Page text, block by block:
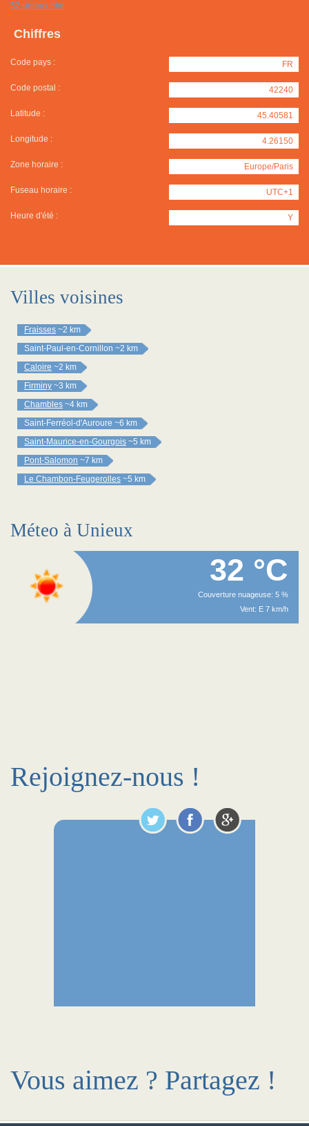
52-unieux.htm
Chiffres
Code pays : FR
Code postal : 42240
Latitude : 45.40581
Longitude : 4.26150
Zone horaire : Europe/Paris
Fuseau horaire : UTC+1
Heure d'été : Y
Villes voisines
Fraisses ~2 km
Saint-Paul-en-Cornillon ~2 km
Caloire ~2 km
Firminy ~3 km
Chambles ~4 km
Saint-Ferréol-d'Auroure ~6 km
Saint-Maurice-en-Gourgois ~5 km
Pont-Salomon ~7 km
Le Chambon-Feugerolles ~5 km
Méteo à Unieux
32 °C
Couverture nuageuse: 5 %
Vent: E 7 km/h
Rejoignez-nous !
Vous aimez ? Partagez !